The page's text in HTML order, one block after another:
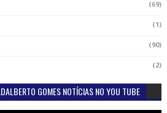
(69)
(1)
(90)
(2)
GOMES NOTÍCIAS NO YOU TUBE